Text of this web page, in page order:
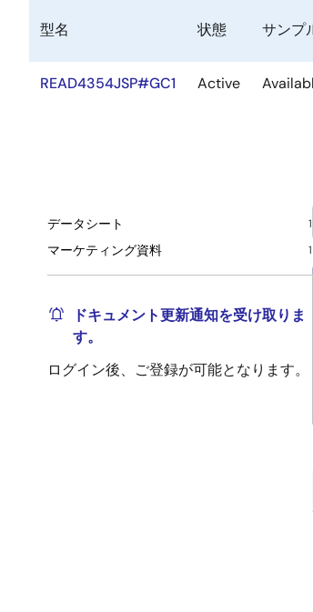
型名 状態 サンプ
READ4354JSP#GC1 Active
データシート 1
マーケティング資料 1
ドキュメント更新通知を受け取りま
す。
ログイン後、ご登録が可能となります。